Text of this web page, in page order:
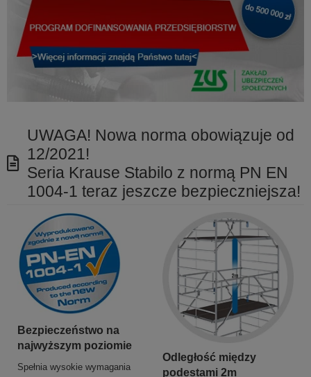
UWAGA! Nowa norma obowiązuje od
12/2021!
Seria Krause Stabilo z normą PN EN
1004-1 teraz jeszcze bezpieczniejsza!
Bezpieczeństwo na
najwyższym poziomie
Spełnia wysokie wymagania
Odległość między
podestami 2m